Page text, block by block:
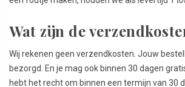
Wat zijn de
Wij rekenen geen verzendkosten. Jouw
bezorgd. En je mag ook binnen 30 dagen
hebt het recht om binnen een termijn van 30